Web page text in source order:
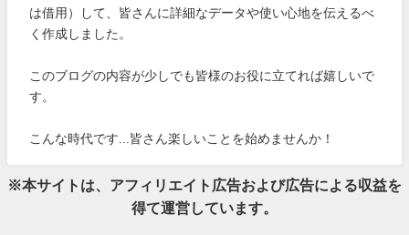
は借用）して、皆さんに詳細なデータや使い心地を伝えるべ
く作成しました。
このブログの内容が少しでも皆様のお役に立てれば嬉しいで
す。
こんな時代です...皆さん楽しいことを始めませんか！
※本サイトは、アフィリエイト広告および広告による収益を
得て運営しています。